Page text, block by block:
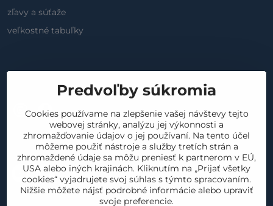
zľavy a súťaže
veľkostné tabuľky
FB
Modry
konik
Kontakt
objednavka@miniplanet.eu
091916
5555
Predvoľby súkromia
Cookies používame na zlepšenie vašej návštevy tejto
webovej stránky, analýzu jej výkonnosti a
zhromažďovanie údajov o jej používaní. Na tento účel
môžeme použiť nástroje a služby tretích strán a
zhromaždené údaje sa môžu preniesť k partnerom v EÚ,
USA alebo iných krajinách. Kliknutím na „Prijať všetky
cookies“ vyjadrujete svoj súhlas s týmto spracovaním.
Nižšie môžete nájsť podrobné informácie alebo upraviť
svoje preferencie.